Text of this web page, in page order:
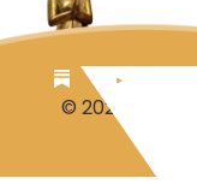
© 2026 Luc